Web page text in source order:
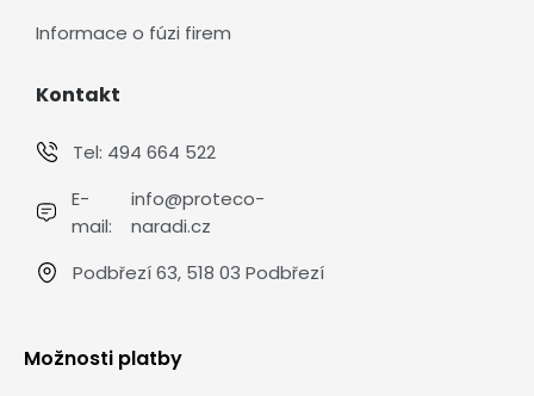
Informace o fúzi firem
Kontakt
Tel: 494 664 522
E-
mail:
info@proteco-
naradi.cz
Podbřezí 63, 518 03 Podbřezí
Možnosti platby